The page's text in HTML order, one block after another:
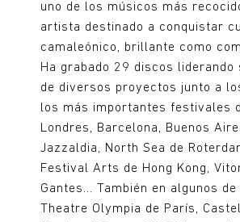
uno de los músicos más
artista destinado a conquistar
camaleónico, brillante como
Ha grabado 29 discos
de diversos proyectos junto a
los más importantes festivales
Londres, Barcelona, Buenos
Jazzaldia, North Sea de
Festival Arts de Hong Kong,
Gantes… También en algunos
Theatre Olympia de París,